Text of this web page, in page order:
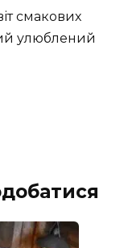
смакових
улюблений